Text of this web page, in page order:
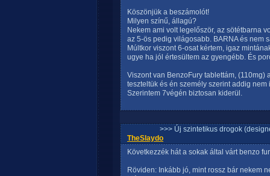
Köszönjük a beszámolót!
Milyen színű, állagú?
Nekem ami volt legelőször, az sötétbarna
az 5-ös pedig világosabb. BARNA és nem
Múltkor viszont 6-osat kértem, igaz
ugye ha jól értesültem az gyengébb. És
Viszont van BenzoFury tablettám,
teszteltük és én személy szerint addig
Szerintem 7végén biztosan kiderül.
>>> Új szintetikus drogok
TheSlaydo
Következzék hát a sokak által várt benzo
Röviden: Inkább jó, mint rossz bár nekem